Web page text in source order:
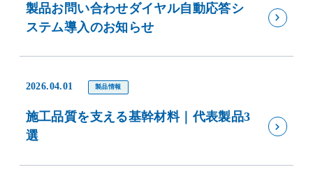
製品お問い合わせダイヤル自動応答シ
ステム導入のお知らせ
2026.04.01 製品情報
施工品質を支える基幹材料｜代表製品3
選